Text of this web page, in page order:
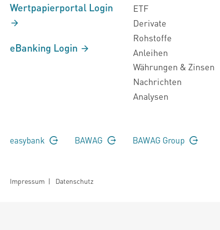
Wertpapierportal Login
eBanking Login
ETF
Derivate
Rohstoffe
Anleihen
Währungen & Zinsen
Nachrichten
Analysen
easybank BAWAG BAWAG Group
Impressum | Datenschutz